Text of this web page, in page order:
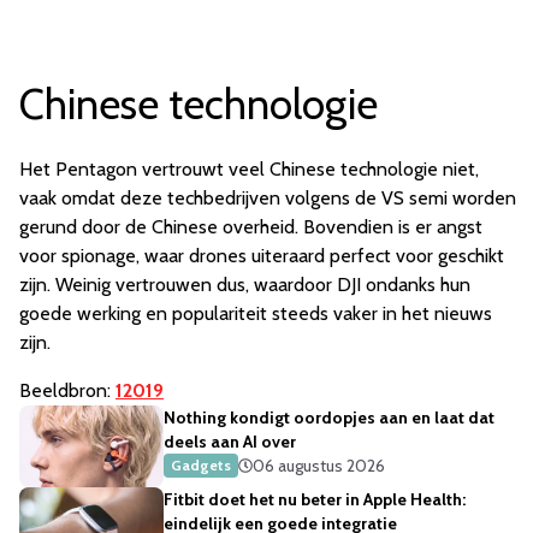
Chinese technologie
Het Pentagon vertrouwt veel Chinese technologie niet,
vaak omdat deze techbedrijven volgens de VS semi worden
gerund door de Chinese overheid. Bovendien is er angst
voor spionage, waar drones uiteraard perfect voor geschikt
zijn. Weinig vertrouwen dus, waardoor DJI ondanks hun
goede werking en populariteit steeds vaker in het nieuws
zijn.
Beeldbron: 12019
Nothing kondigt oordopjes aan en laat dat
deels aan AI over
Gadgets
06 augustus 2026
Fitbit doet het nu beter in Apple Health:
eindelijk een goede integratie